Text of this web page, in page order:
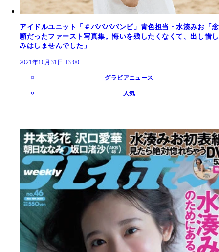
アイドルユニット「＃ババババンビ」青色担当・水湊みお「念
願だったファースト写真集。悔いを残したくなくて、出し惜し
みはしませんでした」
2021年10月31日 13:00
グラビアニュース
人気